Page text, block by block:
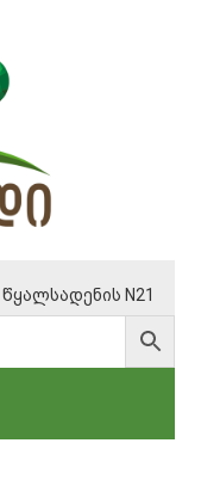
წყალსადენის N21